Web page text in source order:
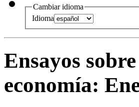
Cambiar idioma
Idioma
Ensayos
economía: